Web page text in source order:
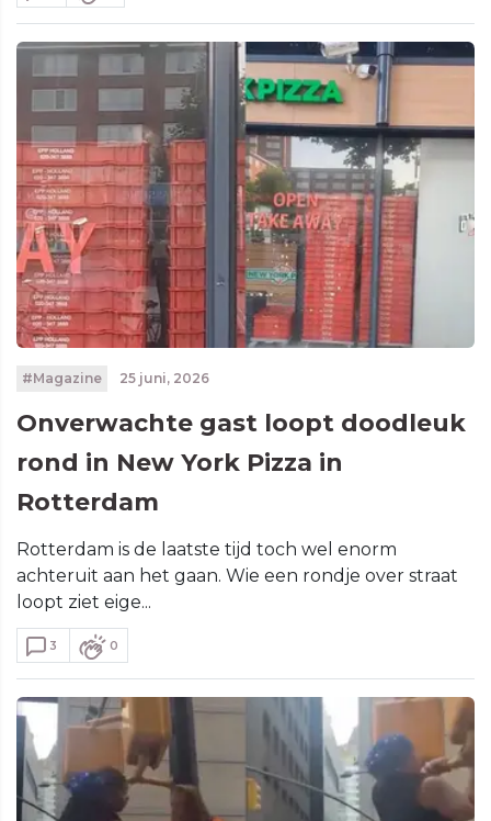
#Magazine 25 juni, 2026
Onverwachte gast loopt doodleuk
rond in New York Pizza in
Rotterdam
Rotterdam is de laatste tijd toch wel enorm
achteruit aan het gaan. Wie een rondje over straat
loopt ziet eige...
3 0